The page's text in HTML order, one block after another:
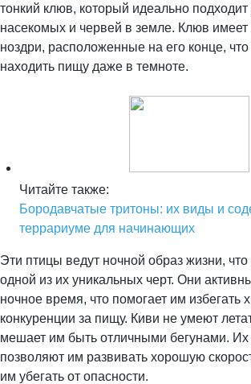
тонкий клюв, который идеально подходит
насекомых и червей в земле. Клюв имеет
ноздри, расположенные на его конце, что
находить пищу даже в темноте.
Читайте также:
Бородавчатые тритоны: их виды и
террариуме для начинающих
Эти птицы ведут ночной образ жизни, что
одной из их уникальных черт. Они
ночное время, что помогает им избегать
конкуренции за пищу. Киви не умеют
мешает им быть отличными бегунами. Их
позволяют им развивать хорошую
им убегать от опасности.